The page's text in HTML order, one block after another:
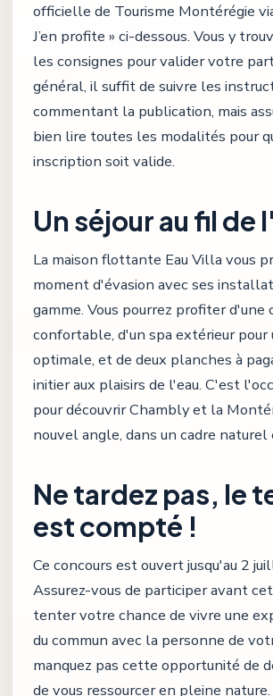
officielle de Tourisme Montérégie
J’en profite » ci-dessous. Vous y
les consignes pour valider votre
général, il suffit de suivre les
commentant la publication, mais
bien lire toutes les modalités pour
inscription soit valide.
Un séjour au fil de
La maison flottante Eau Villa vous
moment d'évasion avec ses
gamme. Vous pourrez profiter d'une
confortable, d'un spa extérieur pour
optimale, et de deux planches à
initier aux plaisirs de l'eau. C'est
pour découvrir Chambly et la
nouvel angle, dans un cadre naturel
Ne tardez pas, le
est compté !
Ce concours est ouvert jusqu'au 2
Assurez-vous de participer avant
tenter votre chance de vivre une
du commun avec la personne de
manquez pas cette opportunité de
de vous ressourcer en pleine nature.